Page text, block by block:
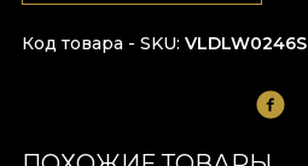
Код товара - SKU VLDLW0246S